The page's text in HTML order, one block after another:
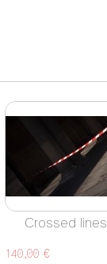
Crossed lines
140,00 €